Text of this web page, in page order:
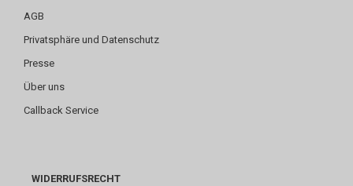
AGB
Privatsphäre und Datenschutz
Presse
Über uns
Callback Service
WIDERRUFSRECHT